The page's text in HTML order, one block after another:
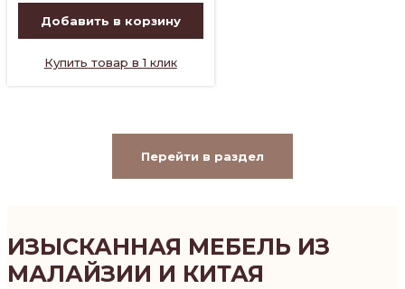
составляла
15
670 ₽.
990 ₽.
Добавить в корзину
Купить товар в 1 клик
Перейти в раздел
ИЗЫСКАННАЯ МЕБЕЛЬ ИЗ
МАЛАЙЗИИ И КИТАЯ